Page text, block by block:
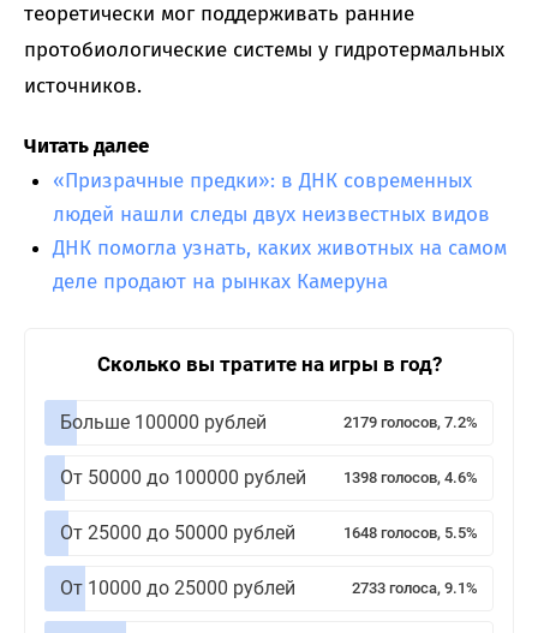
теоретически мог поддерживать ранние
протобиологические системы у гидротермальных
источников.
Читать далее
«Призрачные предки»: в ДНК современных
людей нашли следы двух неизвестных видов
ДНК помогла узнать, каких животных на самом
деле продают на рынках Камеруна
Сколько вы тратите на игры в год?
Больше 100000 рублей 2179 голосов, 7.2%
От 50000 до 100000 рублей 1398 голосов, 4.6%
От 25000 до 50000 рублей 1648 голосов, 5.5%
От 10000 до 25000 рублей 2733 голоса, 9.1%